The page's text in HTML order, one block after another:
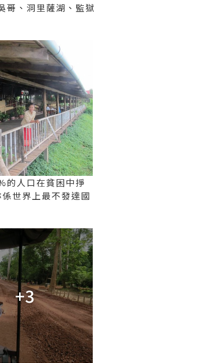
哥、洞里薩湖、監獄
的人口在貧困中掙
世界上最不發達國
+3